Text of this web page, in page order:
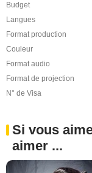
Budget
Langues
Format production
Couleur
Format audio
Format de projection
N° de Visa
Si vous
aimer ...